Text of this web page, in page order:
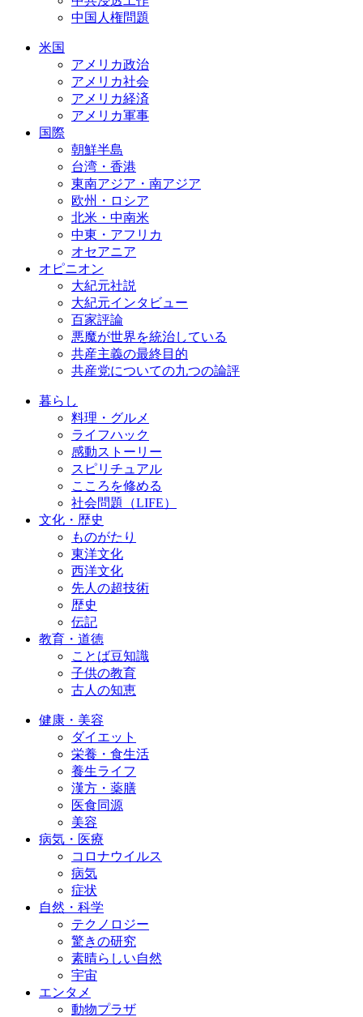
中国人権問題
米国
アメリカ政治
アメリカ社会
アメリカ経済
アメリカ軍事
国際
朝鮮半島
台湾・香港
東南アジア・南アジア
欧州・ロシア
北米・中南米
中東・アフリカ
オセアニア
オピニオン
大紀元社説
大紀元インタビュー
百家評論
悪魔が世界を統治している
共産主義の最終目的
共産党についての九つの論評
暮らし
料理・グルメ
ライフハック
感動ストーリー
スピリチュアル
こころを修める
社会問題（LIFE）
文化・歴史
ものがたり
東洋文化
西洋文化
先人の超技術
歴史
伝記
教育・道徳
ことば豆知識
子供の教育
古人の知恵
健康・美容
ダイエット
栄養・食生活
養生ライフ
漢方・薬膳
医食同源
美容
病気・医療
コロナウイルス
病気
症状
自然・科学
テクノロジー
驚きの研究
素晴らしい自然
宇宙
エンタメ
動物プラザ